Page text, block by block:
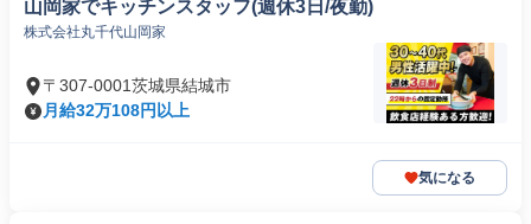
山岡家でキッチンスタッフ(週休3日/夜勤)
株式会社丸千代山岡家
〒307-0001茨城県結城市
月給32万108円以上
気になる